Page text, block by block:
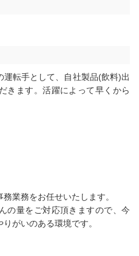
転手として、自社製品(飲料)出
きます。活躍によって早くから
業務をお任せいたします。
の量をご対応頂きますので、今
がいのある環境です。